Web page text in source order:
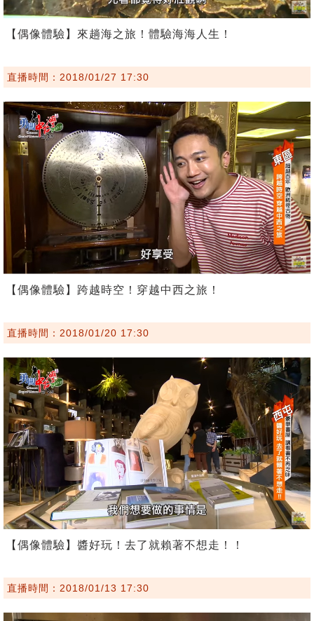
【偶像體驗】來趟海之旅！體驗海海人生！
直播時間：2018/01/27 17:30
【偶像體驗】跨越時空！穿越中西之旅！
直播時間：2018/01/20 17:30
【偶像體驗】醬好玩！去了就賴著不想走！！
直播時間：2018/01/13 17:30